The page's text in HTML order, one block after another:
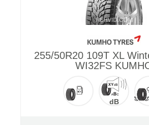
255/50R20 109T XL
WI32FS
dB